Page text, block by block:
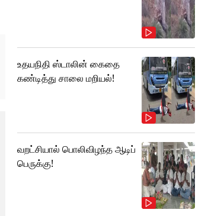
உதயநிதி ஸ்டாலின் கைதை
கண்டித்து சாலை மறியல்!
வறட்சியால் பொலிவிழந்த ஆடிப்
பெருக்கு!